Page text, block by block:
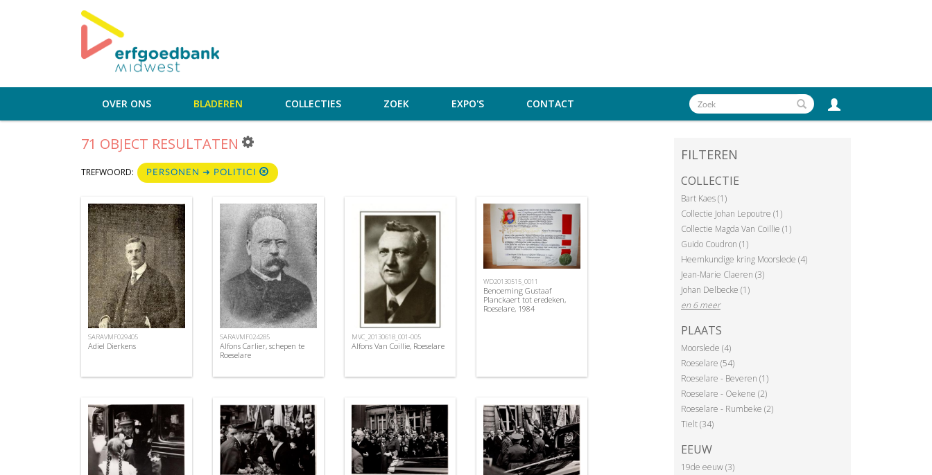
OVER ONS BLADEREN COLLECTIES ZOEK EXPO'S CONTACT
71 OBJECT RESULTATEN
TREFWOORD: PERSONEN ➜ POLITICI
SARAVMF029405
Adiel Dierkens
SARAVMF024285
Alfons Carlier, schepen te
Roeselare
MVC_20130618_001-005
Alfons Van Coillie, Roeselare
WD20130515_0011
Benoeming Gustaaf
Planckaert tot eredeken,
Roeselare, 1984
FILTEREN
COLLECTIE
Bart Kaes (1)
Collectie Johan Lepoutre (1)
Collectie Magda Van Coillie (1)
Guido Coudron (1)
Heemkundige kring Moorslede (4)
Jean-Marie Claeren (3)
Johan Delbecke (1)
en 6 meer
PLAATS
Moorslede (4)
Roeselare (54)
Roeselare - Beveren (1)
Roeselare - Oekene (2)
Roeselare - Rumbeke (2)
Tielt (34)
EEUW
19de eeuw (3)